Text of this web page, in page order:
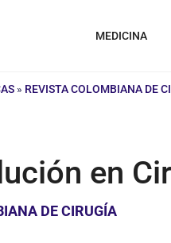
MEDICINA
» REVISTA COLOMBIANA DE
en
DE CIRUGÍA